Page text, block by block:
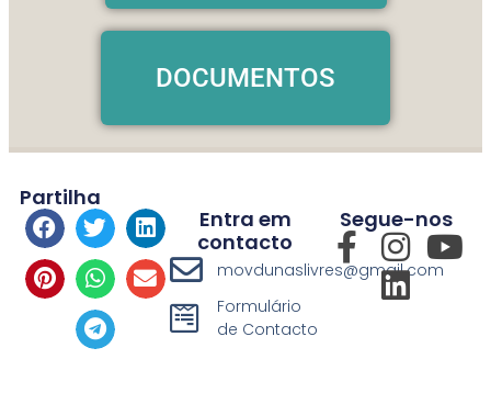
DOCUMENTOS
Partilha
Entra em
contacto
movdunaslivres@gmail.com
Formulário
de Contacto
Segue-nos